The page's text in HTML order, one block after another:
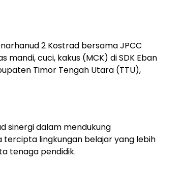
2 Kostrad bersama JPCC
cuci, kakus (MCK) di SDK Eban
Timor Tengah Utara (TTU),
sinergi dalam mendukung
tercipta lingkungan belajar yang lebih
tenaga pendidik.